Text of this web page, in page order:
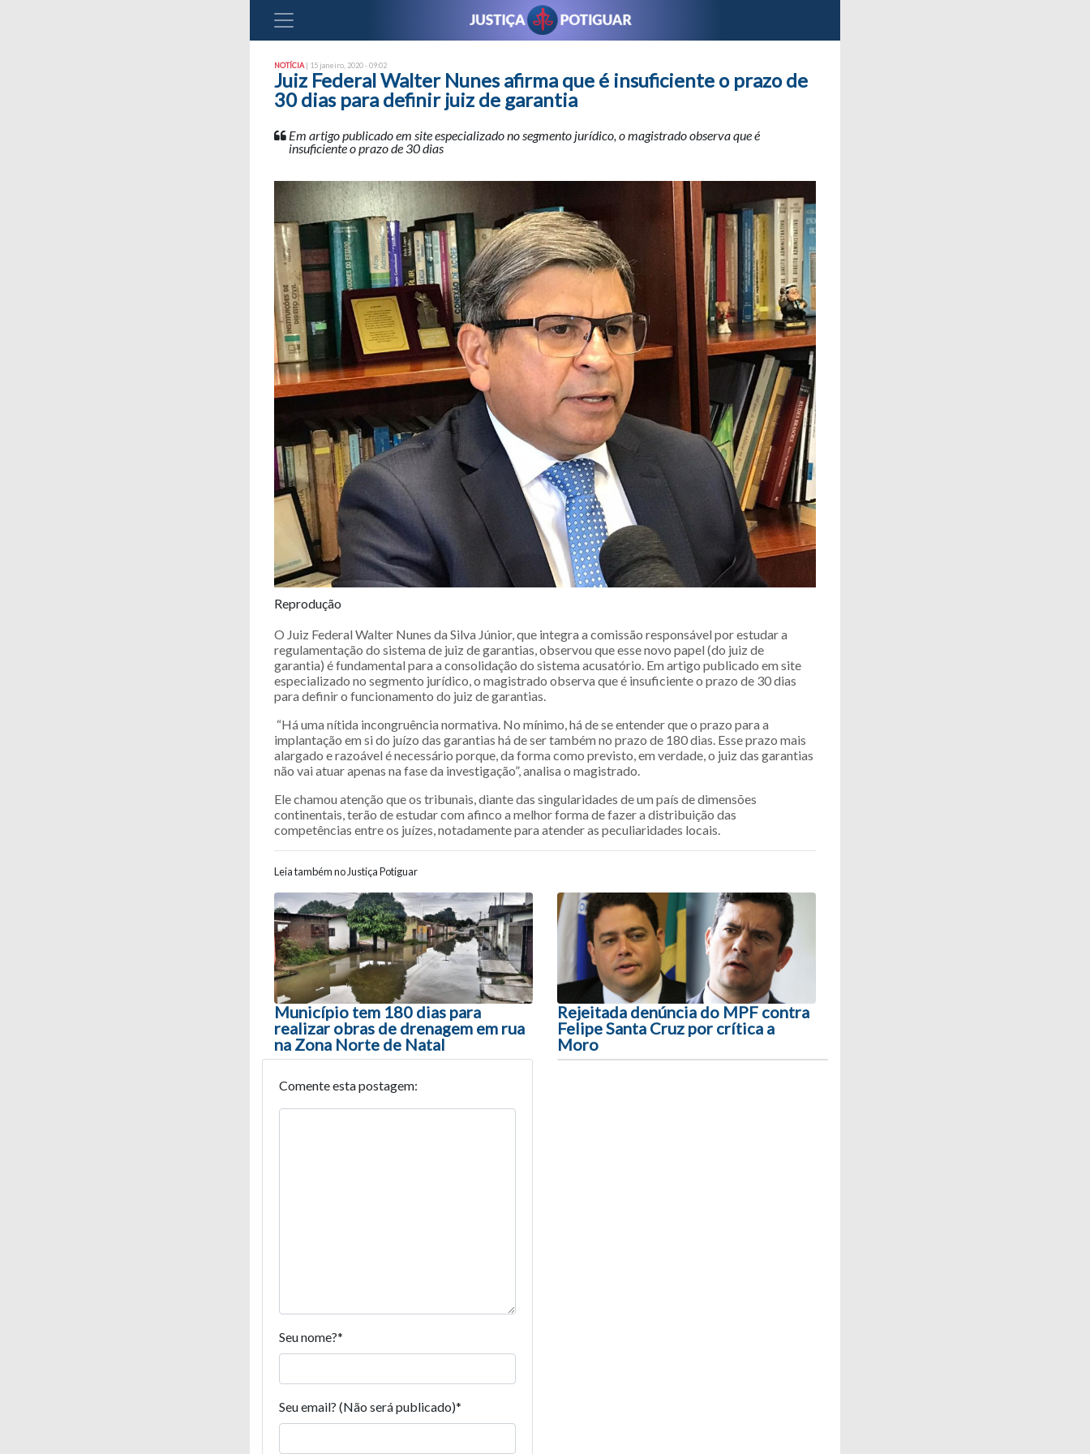
NOTÍCIA | 15 janeiro, 2020 - 09:02
Juiz Federal Walter Nunes afirma que é insuficiente o prazo de
30 dias para definir juiz de garantia
Em artigo publicado em site especializado no segmento jurídico, o magistrado observa que é
insuficiente o prazo de 30 dias
Reprodução
O Juiz Federal Walter Nunes da Silva Júnior, que integra a comissão responsável por estudar a
regulamentação do sistema de juiz de garantias, observou que esse novo papel (do juiz de
garantia) é fundamental para a consolidação do sistema acusatório. Em artigo publicado em site
especializado no segmento jurídico, o magistrado observa que é insuficiente o prazo de 30 dias
para definir o funcionamento do juiz de garantias.
“Há uma nítida incongruência normativa. No mínimo, há de se entender que o prazo para a
implantação em si do juízo das garantias há de ser também no prazo de 180 dias. Esse prazo mais
alargado e razoável é necessário porque, da forma como previsto, em verdade, o juiz das garantias
não vai atuar apenas na fase da investigação”, analisa o magistrado.
Ele chamou atenção que os tribunais, diante das singularidades de um país de dimensões
continentais, terão de estudar com afinco a melhor forma de fazer a distribuição das
competências entre os juízes, notadamente para atender as peculiaridades locais.
Leia também no Justiça Potiguar
Navegação entre posts
Município tem 180 dias para
realizar obras de drenagem em rua
na Zona Norte de Natal
Rejeitada denúncia do MPF contra
Felipe Santa Cruz por crítica a
Moro
Comente esta postagem:
Seu nome?*
Seu email? (Não será publicado)*